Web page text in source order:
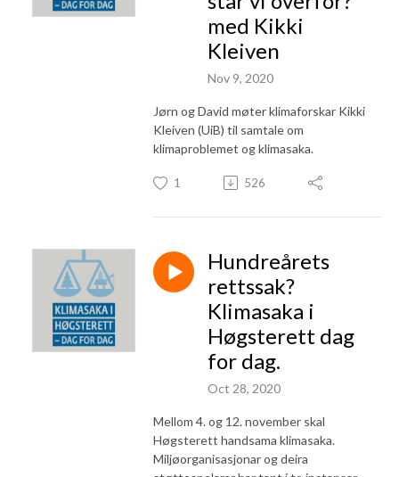
med Kikki
Kleiven
Nov 9, 2020
Jørn og David møter klimaforskar Kikki
Kleiven (UiB) til samtale om
klimaproblemet og klimasaka.
1 526
Hundreårets
rettssak?
Klimasaka i
Høgsterett dag
for dag.
Oct 28, 2020
Mellom 4. og 12. november skal
Høgsterett handsama klimasaka.
Miljøorganisasjonar og deira